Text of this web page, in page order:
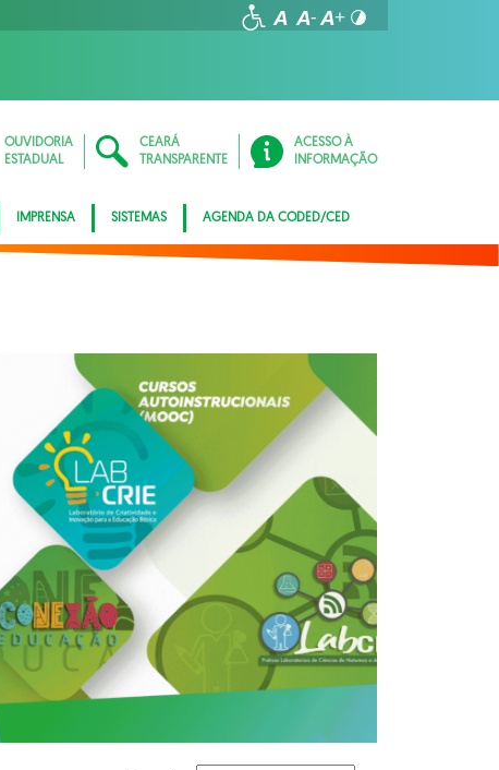
OUVIDORIA
ESTADUAL
CEARÁ
TRANSPARENTE
ACESSO À
INFORMAÇÃO
IMPRENSA SISTEMAS AGENDA DA CODED/CED